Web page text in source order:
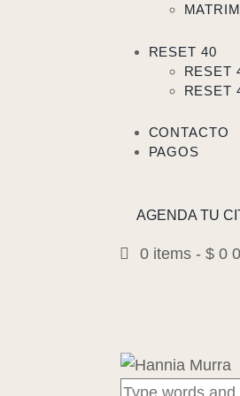
RESET 40
RESET
RESET
CONTACTO
PAGOS
AGENDA TU
0 items - $ 0 0